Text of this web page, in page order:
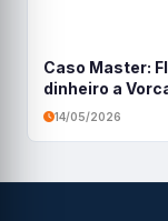
Caso Master:
dinheiro a
14/05/2026